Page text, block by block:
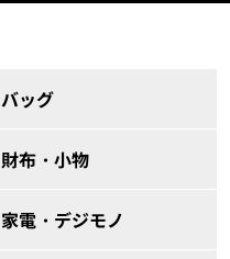
バッグ
財布・小物
家電・デジモノ